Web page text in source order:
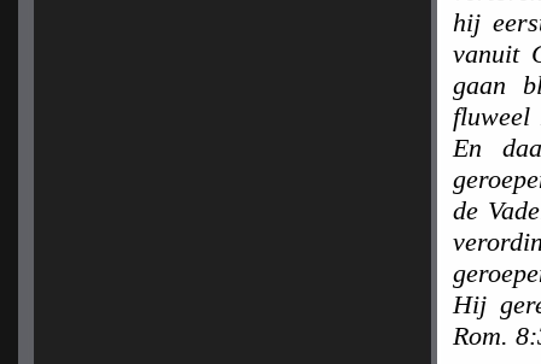
hij
vanuit
gaan
fluweel
En
de
Hij
Rom.